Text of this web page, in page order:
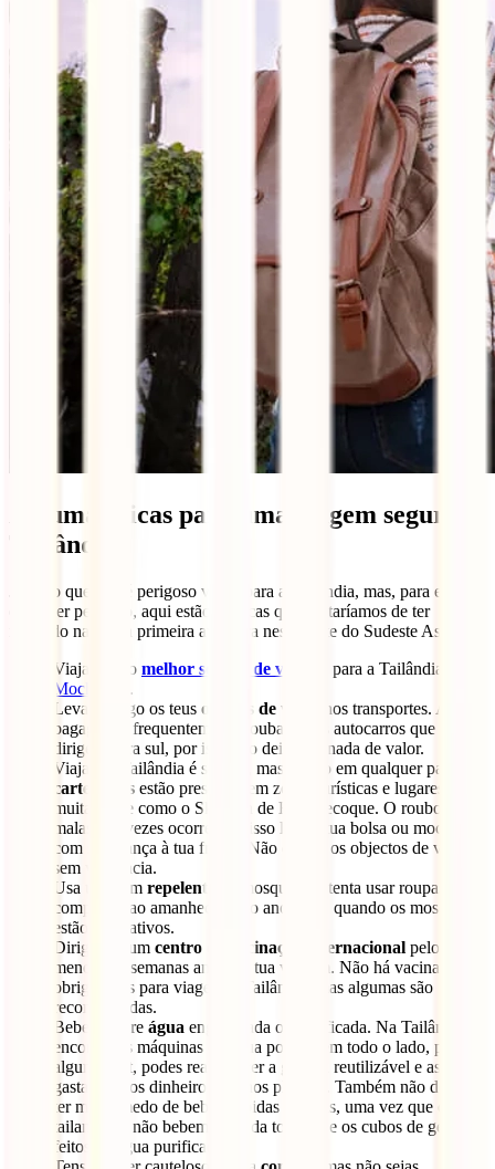
Algumas dicas para uma viagem segura à
Tailândia
Já visto que não é perigoso viajar para a Tailândia, mas, para evitar
qualquer percalço, aqui estão as dicas que gostaríamos de ter
recebido na nossa primeira aventura nesta parte do Sudeste Asiático:
Viaja com o melhor seguro de viagem para a Tailândia,
Mochileiro
.
Leva contigo os teus objetos de valor
nos transportes. A
bagagem é frequentemente roubada dos autocarros que se
dirigem para sul, por isso não deixes lá nada de valor.
Viajar na Tailândia é seguro, mas, como em qualquer país, os
carteiristas estão presentes em zonas turísticas e lugares com
muita gente como o Skytrain de Banguecoque. O roubo de
malas por vezes ocorre, por isso leva a tua bolsa ou mochila
com segurança à tua frente. Não deixes os objectos de valor
sem vigilância.
Usa um bom repelente
de mosquitos e tenta usar roupas
compridas ao amanhecer e ao anoitecer, quando os mosquitos
estão mais ativos.
Dirigi-te a um centro de vacinação internacional pelo
menos 3-4 semanas antes da tua viagem. Não há vacinas
obrigatórias para viagens à Tailândia, mas algumas são
recomendadas.
Bebe sempre água engarrafada ou purificada. Na Tailândia
encontrarás máquinas de água potável em todo o lado, por
alguns baht, podes reabastecer a garrafa reutilizável e assim
gastas menos dinheiro e menos plástico. Também não deves
ter muito medo de beber bebidas geladas, uma vez que os
tailandeses não bebem água da torneira e os cubos de gelo são
feitos de água purificada.